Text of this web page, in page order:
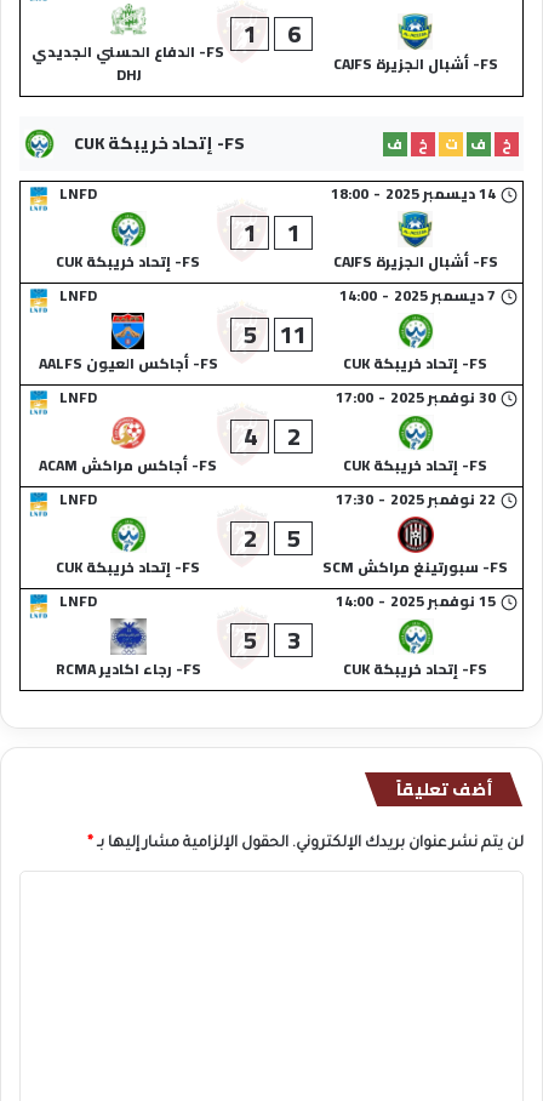
FS- أشبال الجزيرة CAJFS
6
1
FS- الدفاع الحسني الجديدي
DHJ
FS- إتحاد خريبكة CUK خ ف ت خ
ف
LNFD
14 ديسمبر 2025 -
18:00
FS- أشبال الجزيرة CAJFS
1
1
FS- إتحاد خريبكة CUK
LNFD
7 ديسمبر 2025 -
14:00
FS- إتحاد خريبكة CUK
11
5
FS- أجاكس العيون AALFS
LNFD
30 نوفمبر 2025 -
17:00
FS- إتحاد خريبكة CUK
2
4
FS- أجاكس مراكش ACAM
LNFD
22 نوفمبر 2025 -
17:30
FS- سبورتينغ مراكش SCM
5
2
FS- إتحاد خريبكة CUK
LNFD
15 نوفمبر 2025 -
14:00
FS- إتحاد خريبكة CUK
3
5
FS- رجاء اكادير RCMA
أضف تعليقاً
لن يتم نشر عنوان بريدك الإلكتروني. الحقول الإلزامية مشار إليها بـ *